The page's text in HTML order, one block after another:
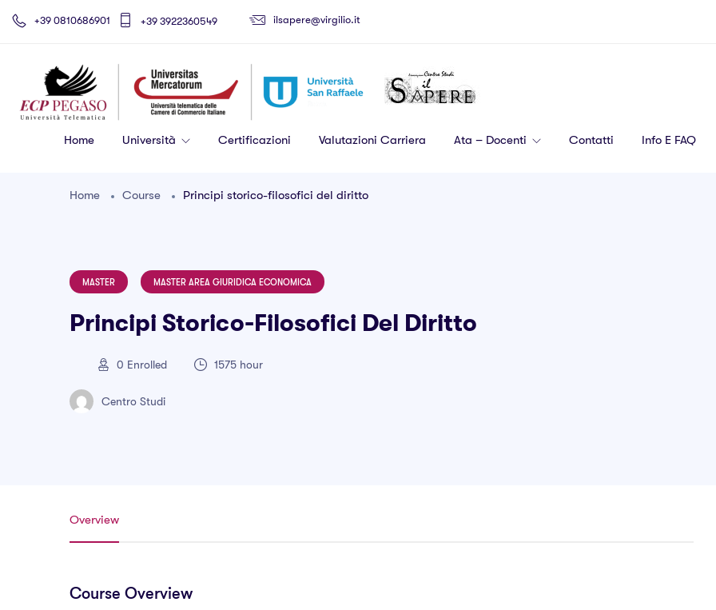
+39 0810686901 +39 3922360549 ilsapere@virgilio.it
Home Università Certificazioni Valutazioni Carriera Ata – Docenti Contatti Info E FAQ
Home Course Principi storico-filosofici del diritto
MASTER MASTER AREA GIURIDICA ECONOMICA
Principi Storico-Filosofici Del Diritto
0 Enrolled 1575 hour
Centro Studi
Overview
Course Overview